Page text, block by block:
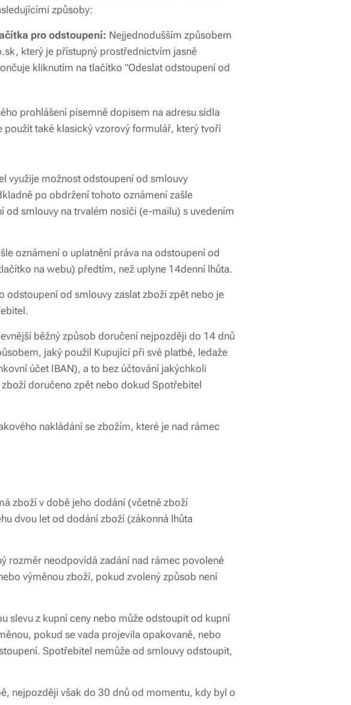
způsoby:
pro odstoupení: Nejjednodušším způsobem
který je přístupný prostřednictvím jasně
kliknutím na tlačítko "Odeslat odstoupení od
prohlášení písemně dopisem na adresu sídla
také klasický vzorový formulář, který tvoří
využije možnost odstoupení od smlouvy
po obdržení tohoto oznámení zašle
smlouvy na trvalém nosiči (e-mailu) s uvedením
oznámení o uplatnění práva na odstoupení od
na webu) předtím, než uplyne 14denní lhůta.
od smlouvy zaslat zboží zpět nebo je
běžný způsob doručení nejpozději do 14 dnů
jaký použil Kupující při své platbě, ledaže
účet IBAN), a to bez účtování jakýchkoli
doručeno zpět nebo dokud Spotřebitel
nakládání se zbožím, které je nad rámec
zboží v době jeho dodání (včetně zboží
dvou let od dodání zboží (zákonná lhůta
rozměr neodpovídá zadání nad rámec povolené
výměnou zboží, pokud zvolený způsob není
slevu z kupní ceny nebo může odstoupit od kupní
pokud se vada projevila opakovaně, nebo
Spotřebitel nemůže od smlouvy odstoupit,
nejpozději však do 30 dnů od momentu, kdy byl o